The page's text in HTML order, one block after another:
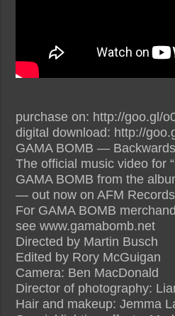
purchase on: http://goo.gl/
digital download: http://
GAMA BOMB —
The official music video for
GAMA BOMB from the
— out now on AFM
For GAMA BOMB
see www.gamabomb.net
Directed by Martin Busch
Edited by Rory McGuigan
Camera: Ben MacDonald
Director of photography:
Hair and makeup: Jemma